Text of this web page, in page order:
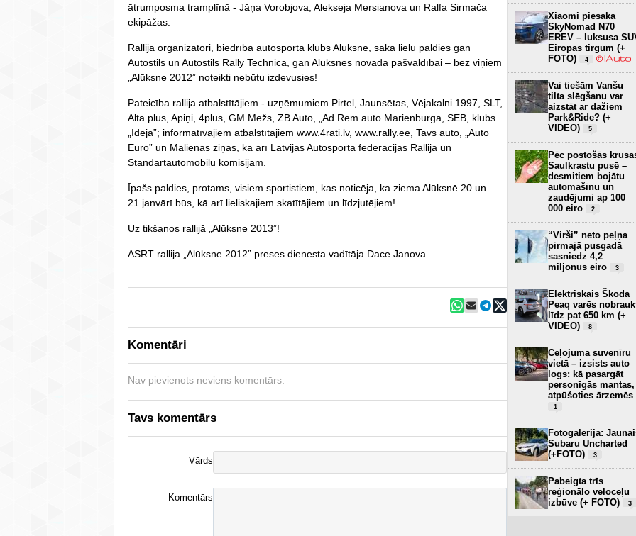
ātrumposma tramplīnā - Jāņa Vorobjova, Alekseja Mersianova un Ralfa Sirmača
ekipāžas.
Rallija organizatori, biedrība autosporta klubs Alūksne, saka lielu paldies gan
Autostils un Autostils Rally Technica, gan Alūksnes novada pašvaldībai – bez viņiem
„Alūksne 2012” noteikti nebūtu izdevusies!
Pateicība rallija atbalstītājiem - uzņēmumiem Pirtel, Jaunsētas, Vējakalni 1997, SLT,
Alta plus, Apiņi, 4plus, GM Mežs, ZB Auto, „Ad Rem auto Marienburga, SEB, klubs
„Ideja”; informatīvajiem atbalstītājiem www.4rati.lv, www.rally.ee, Tavs auto, „Auto
Euro” un Malienas ziņas, kā arī Latvijas Autosporta federācijas Rallija un
Standartautomobiļu komisijām.
Īpašs paldies, protams, visiem sportistiem, kas noticēja, ka ziema Alūksnē 20.un
21.janvārī būs, kā arī lieliskajiem skatītājiem un līdzjutējiem!
Uz tikšanos rallijā „Alūksne 2013”!
ASRT rallija „Alūksne 2012” preses dienesta vadītāja Dace Janova
Komentāri
Nav pievienots neviens komentārs.
Tavs komentārs
Vārds
Komentārs
Xiaomi piesaka
SkyNomad N70
EREV – luksusa
Eiropas tirgum (+
FOTO)
4
Vai tiešām Vanšu
tilta slēgšanu var
aizstāt ar dažiem
Park&Ride? (+
VIDEO)
5
Pēc postošās
Saulkrastu pusē –
desmitiem bojātu
automašīnu un
zaudējumi ap 100
000 eiro
2
“Virši” neto peļņa
pirmajā pusgadā
sasniedz 4,2
miljonus eiro
3
Elektriskais Škoda
Peaq varēs
līdz pat 650 km (+
VIDEO)
8
Ceļojuma suvenīru
vietā – izsists auto
logs: kā pasargāt
personīgās mantas,
atpūšoties ārzemēs
1
Fotogalerija:
Subaru Uncharted
(+FOTO)
3
Pabeigta trīs
reģionālo veloceļu
izbūve (+ FOTO)
3